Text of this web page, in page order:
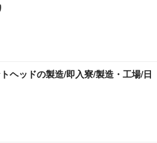
ヘッドの製造/即入寮/製造・工場/日